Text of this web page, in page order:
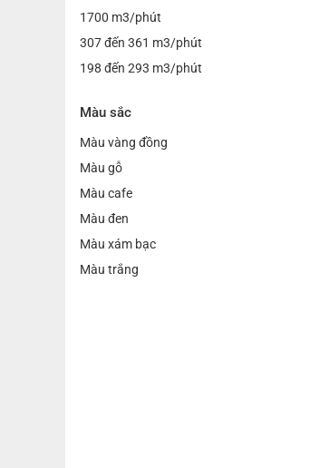
1700 m3/phút
307 đến 361 m3/phút
198 đến 293 m3/phút
Màu sắc
Màu vàng đồng
Màu gỗ
Màu cafe
Màu đen
Màu xám bạc
Màu trắng